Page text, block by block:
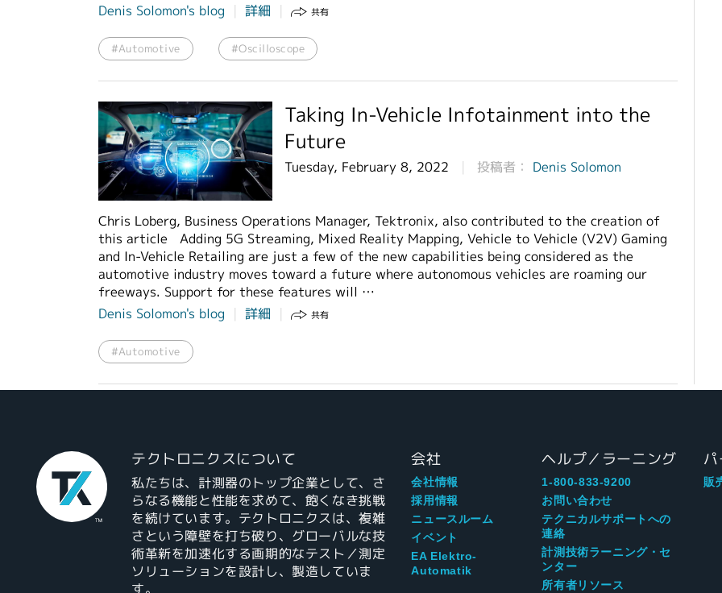
Denis Solomon's blog
詳細 共有
#Automotive #Oscilloscope
Taking In-Vehicle Infotainment into the
Future
Tuesday, February 8, 2022 投稿者： Denis Solomon
Chris Loberg, Business Operations Manager, Tektronix, also contributed to the creation of
this article Adding 5G Streaming, Mixed Reality Mapping, Vehicle to Vehicle (V2V) Gaming
and In-Vehicle Retailing are just a few of the new capabilities being considered as the
automotive industry moves toward a future where autonomous vehicles are roaming our
freeways. Support for these features will …
Denis Solomon's blog
詳細 共有
#Automotive
テクトロニクスについて
私たちは、計測器のトップ企業として、さ
らなる機能と性能を求めて、飽くなき挑戦
を続けています。テクトロニクスは、複雑
さという障壁を打ち破り、グローバルな技
術革新を加速化する画期的なテスト／測定
ソリューションを設計し、製造していま
す。
会社
会社情報
採用情報
ニュースルーム
イベント
EA Elektro-
Automatik
ヘルプ／ラーニング
1-800-833-9200
お問い合わせ
テクニカルサポートへの
連絡
計測技術ラーニング・セ
ンター
所有者リソース
販